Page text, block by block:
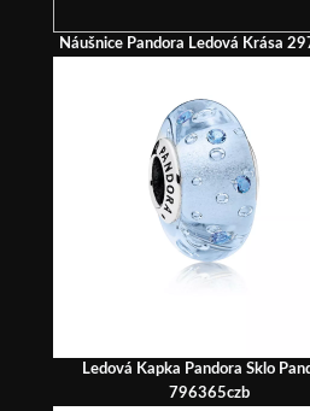
Náušnice Pandora Ledová Krása
Ledová Kapka Pandora Sklo
796365czb